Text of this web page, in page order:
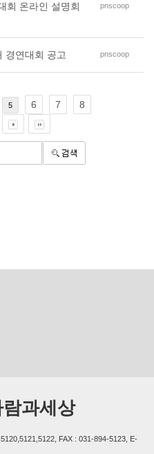
회 온라인 설명회
pnscoop
경연대회 공고 pnscoop
5 6 7
8
과세상
FAX : 031-894-5123, E-